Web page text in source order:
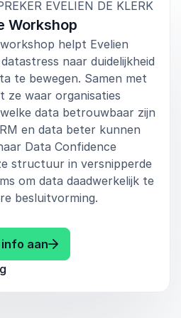
EVELIEN DE KLERK:
Workshop
helpt Evelien
naar duidelijkheid
te bewegen. Samen met
ze waar organisaties
data betrouwbaar zijn
en data beter kunnen
Data Confidence
structuur in versnipperde
om data daadwerkelijk te
besluitvorming.
aan: Evelien de Klerk Data